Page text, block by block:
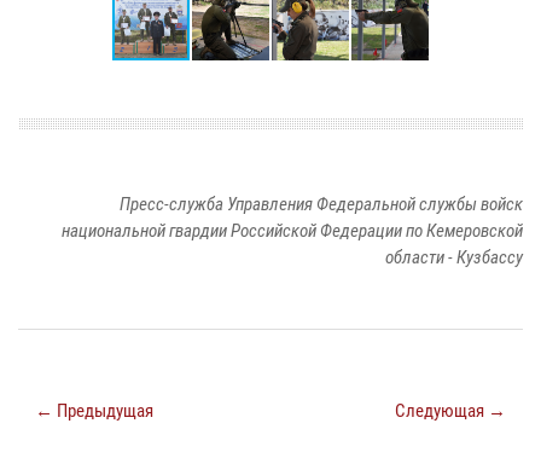
Пресс-служба Управления Федеральной службы войск
национальной гвардии Российской Федерации по Кемеровской
области - Кузбассу
← Предыдущая Следующая →